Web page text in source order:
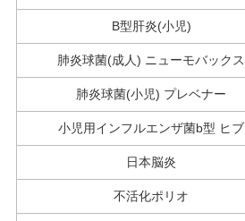
B型肝炎(小児)
肺炎球菌(成人) ニューモバックス
肺炎球菌(小児) プレベナー
小児用インフルエンザ菌b型 ヒブ
日本脳炎
不活化ポリオ